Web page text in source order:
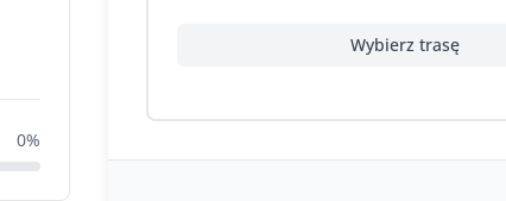
0%
Wybierz trasę